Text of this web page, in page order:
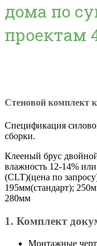
дома по
проектам
Стеновой комплект
Спецификация
сборки.
Клееный брус
влажность 12-14%
(CLT)(цена по
195мм(стандарт);
280мм
1. Комплект
Монтажные